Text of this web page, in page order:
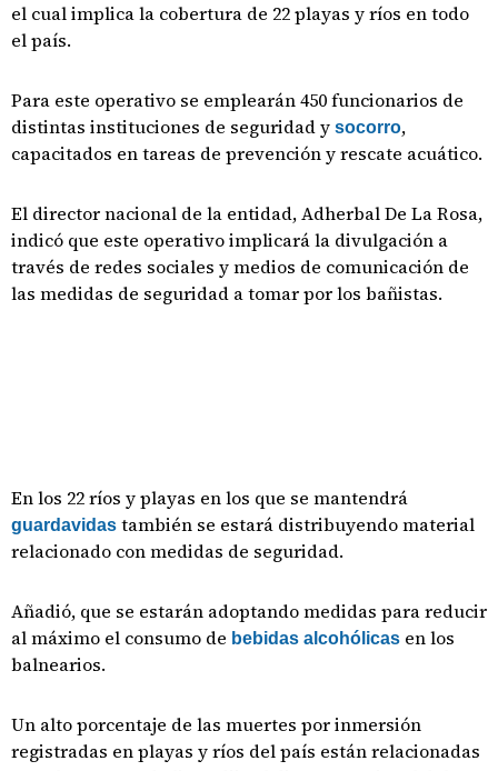
el cual implica la cobertura de 22 playas y ríos en todo
el país.
Para este operativo se emplearán 450 funcionarios de
distintas instituciones de seguridad y socorro,
capacitados en tareas de prevención y rescate acuático.
El director nacional de la entidad, Adherbal De La Rosa,
indicó que este operativo implicará la divulgación a
través de redes sociales y medios de comunicación de
las medidas de seguridad a tomar por los bañistas.
En los 22 ríos y playas en los que se mantendrá
guardavidas también se estará distribuyendo material
relacionado con medidas de seguridad.
Añadió, que se estarán adoptando medidas para reducir
al máximo el consumo de bebidas alcohólicas en los
balnearios.
Un alto porcentaje de las muertes por inmersión
registradas en playas y ríos del país están relacionadas